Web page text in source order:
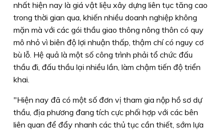
nhất hiện nay là giá vật liệu xây dựng liên tục tăng cao
trong thời gian qua, khiến nhiều doanh nghiệp không
mặn mà với các gói thầu giao thông nông thôn có quy
mô nhỏ vì biên độ lợi nhuận thấp, thậm chí có nguy cơ
bù lỗ. Hệ quả là một số công trình phải tổ chức đấu
thầu đi, đấu thầu lại nhiều lần, làm chậm tiến độ triển
khai.
"Hiện nay đã có một số đơn vị tham gia nộp hồ sơ dự
thầu, địa phương đang tích cực phối hợp với các bên
liên quan để đẩy nhanh các thủ tục cần thiết, sớm lựa